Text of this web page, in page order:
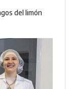
del limón